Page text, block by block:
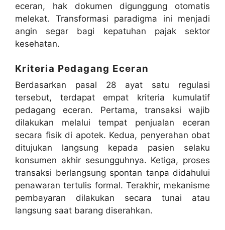
eceran, hak dokumen digunggung otomatis
melekat. Transformasi paradigma ini menjadi
angin segar bagi kepatuhan pajak sektor
kesehatan.
Kriteria Pedagang Eceran
Berdasarkan pasal 28 ayat satu regulasi
tersebut, terdapat empat kriteria kumulatif
pedagang eceran. Pertama, transaksi wajib
dilakukan melalui tempat penjualan eceran
secara fisik di apotek. Kedua, penyerahan obat
ditujukan langsung kepada pasien selaku
konsumen akhir sesungguhnya. Ketiga, proses
transaksi berlangsung spontan tanpa didahului
penawaran tertulis formal. Terakhir, mekanisme
pembayaran dilakukan secara tunai atau
langsung saat barang diserahkan.